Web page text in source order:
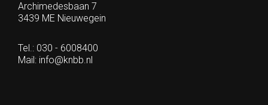
Archimedesbaan 7
3439 ME Nieuwegein
Tel.: 030 - 6008400
Mail: info@knbb.nl